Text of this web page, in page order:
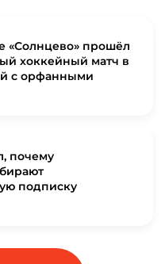
«Солнцево» прошёл
хоккейный матч в
с орфанными
почему
подписку